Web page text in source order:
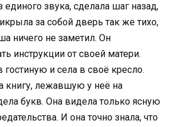
звука, сделала шаг назад,
за собой дверь так же тихо,
ничего не заметил. Он
инструкции от своей матери.
гостиную и села в своё кресло.
книгу, лежавшую у неё на
букв. Она видела только ясную
И она точно знала, что